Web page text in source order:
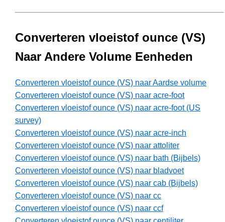
Converteren vloeistof ounce (VS)
Naar Andere Volume Eenheden
Converteren vloeistof ounce (VS) naar Aardse volume
Converteren vloeistof ounce (VS) naar acre-foot
Converteren vloeistof ounce (VS) naar acre-foot (US
survey)
Converteren vloeistof ounce (VS) naar acre-inch
Converteren vloeistof ounce (VS) naar attoliter
Converteren vloeistof ounce (VS) naar bath (Bijbels)
Converteren vloeistof ounce (VS) naar bladvoet
Converteren vloeistof ounce (VS) naar cab (Bijbels)
Converteren vloeistof ounce (VS) naar cc
Converteren vloeistof ounce (VS) naar ccf